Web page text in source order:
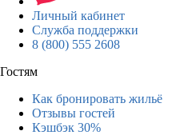
Личный кабинет
Служба поддержки
8 (800) 555 2608
Гостям
Как бронировать жильё
Отзывы гостей
Кэшбэк 30%